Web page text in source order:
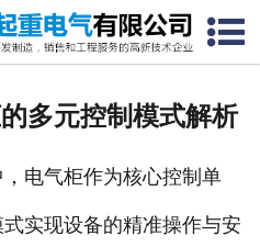
网站首页
多元控制模式解析
电气柜作为核心控制单
实现设备的精准操作与安